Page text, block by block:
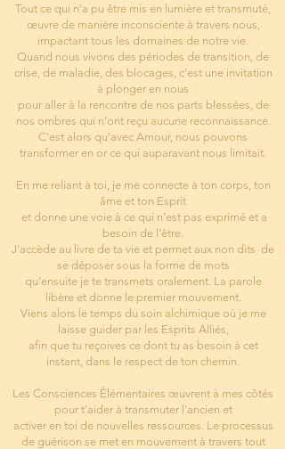
Tout ce qui n'a pu être mis en lumière et transmuté,
œuvre de manière inconsciente à travers nous,
impactant tous les domaines de notre vie.
Quand nous vivons des périodes de transition, de
crise, de maladie, des blocages, c'est une invitation
à plonger en nous
pour aller à la rencontre de nos parts blessées, de
nos ombres qui n'ont reçu aucune reconnaissance.
C'est alors qu'avec Amour, nous pouvons
transformer en or ce qui auparavant nous limitait.
En me reliant à toi, je me connecte à ton corps, ton
âme et ton Esprit
et donne une voie à ce qui n’est pas exprimé et a
besoin de l’être.
J’accède au livre de ta vie et permet aux non dits de
se déposer sous la forme de mots
qu'ensuite je te transmets oralement. La parole
libère et donne le premier mouvement.
Viens alors le temps du soin alchimique où je me
laisse guider par les Esprits Alliés,
afin que tu reçoives ce dont tu as besoin à cet
instant, dans le respect de ton chemin.
Les Consciences Élémentaires œuvrent à mes côtés
pour t'aider à transmuter l'ancien et
activer en toi de nouvelles ressources. Le processus
de guérison se met en mouvement à travers tout